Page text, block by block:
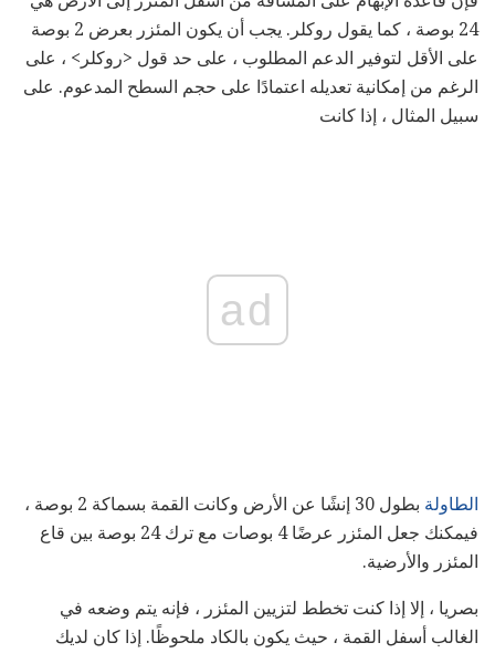
24 بوصة ، كما يقول روكلر. يجب أن يكون المئزر بعرض 2 بوصة
على الأقل لتوفير الدعم المطلوب ، على حد قول <روكلر> ، على
الرغم من إمكانية تعديله اعتمادًا على حجم السطح المدعوم. على
سبيل المثال ، إذا كانت
ad
الطاولة
بطول 30 إنشًا عن الأرض وكانت القمة بسماكة 2 بوصة ،
فيمكنك جعل المئزر عرضًا 4 بوصات مع ترك 24 بوصة بين قاع
المئزر والأرضية.
بصريا ، إلا إذا كنت تخطط لتزيين المئزر ، فإنه يتم وضعه في
الغالب أسفل القمة ، حيث يكون بالكاد ملحوظًا. إذا كان لديك